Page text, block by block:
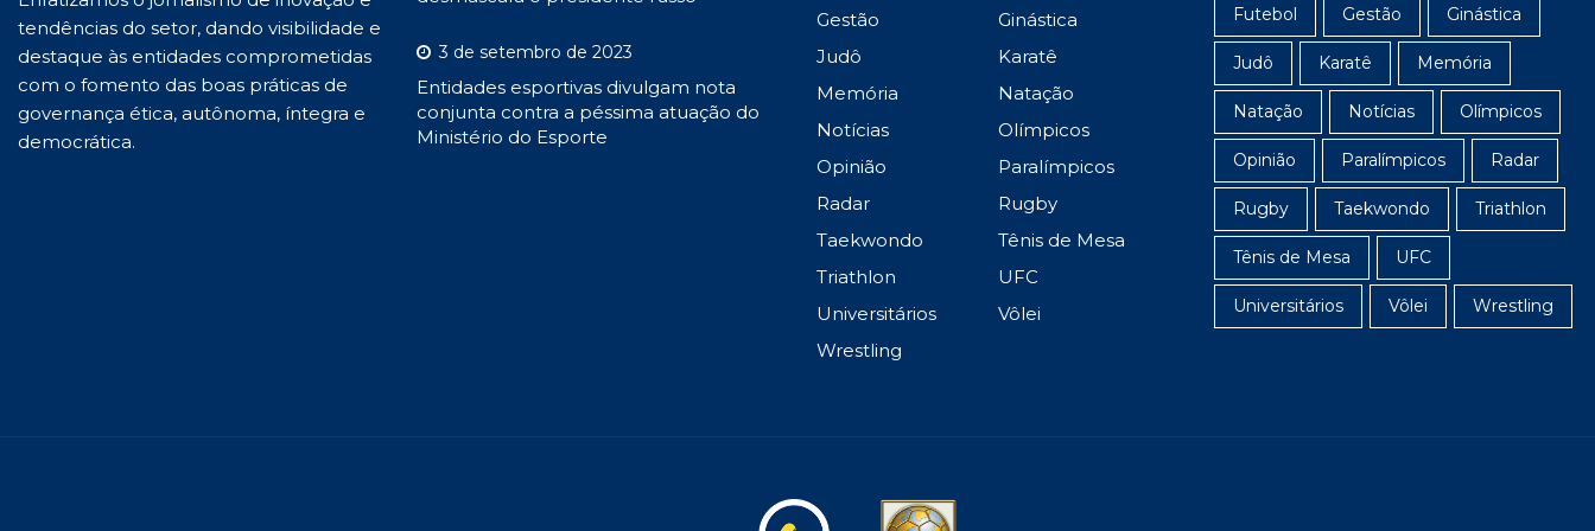
tendências do setor, dando visibilidade e
destaque às entidades comprometidas
com o fomento das boas práticas de
governança ética, autônoma, íntegra e
democrática.
3 de setembro de 2023
Entidades esportivas divulgam nota
conjunta contra a péssima atuação do
Ministério do Esporte
Gestão
Ginástica
Judô
Karatê
Memória
Natação
Notícias
Olímpicos
Opinião
Paralímpicos
Radar
Rugby
Taekwondo
Tênis de Mesa
Triathlon
UFC
Universitários
Vôlei
Wrestling
Futebol Gestão Ginástica
Judô Karatê Memória
Natação Notícias Olímpicos
Opinião Paralímpicos Radar
Rugby Taekwondo Triathlon
Tênis de Mesa UFC
Universitários Vôlei Wrestling